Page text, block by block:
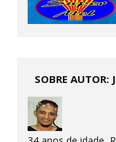
SOBRE AUTOR: